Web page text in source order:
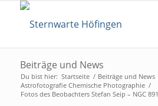
Beiträge und News
Du bist hier: Startseite / Beiträge und News
Astrofotografie Chemische Photographie /
Fotos des Beobachters Stefan Seip – NGC 891